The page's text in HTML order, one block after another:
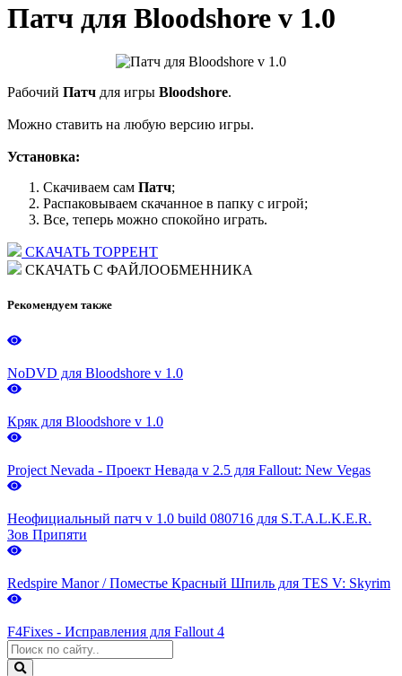
Патч для Bloodshore v 1.0
Рабочий Патч для игры Bloodshore.
Можно ставить на любую версию игры.
Установка:
Скачиваем сам Патч;
Распаковываем скачанное в папку с игрой;
Все, теперь можно спокойно играть.
СКАЧАТЬ ТОРРЕНТ
СКАЧАТЬ С ФАЙЛООБМЕННИКА
Рекомендуем также
NoDVD для Bloodshore v 1.0
Кряк для Bloodshore v 1.0
Project Nevada - Проект Невада v 2.5 для Fallout: New Vegas
Неофициальный патч v 1.0 build 080716 для S.T.A.L.K.E.R.
Зов Припяти
Redspire Manor / Поместье Красный Шпиль для TES V: Skyrim
F4Fixes - Исправления для Fallout 4